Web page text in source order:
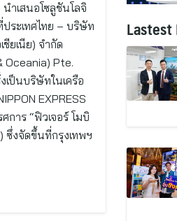
ำเสนอโซลูชันโลจิ
ระเทศไทย – บริษัท
ชียเนีย) จำกัด
Oceania) Pte.
เป็นบริษัทในเครือ
EXPRESS
การ “ฟิวเจอร์ โมบิ
ซึ่งจัดขึ้นที่กรุงเทพฯ